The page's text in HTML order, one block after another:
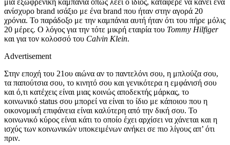
ανίσχυρο brand ισάξιο με ένα brand που ήταν στην αγορά 20
χρόνια. Το παράδοξο με την καμπάνια αυτή ήταν ότι του πήρε μόλις
20 μέρες. Ο λόγος για την τότε μικρή εταιρία του Tommy Hilfiger
και για τον κολοσσό του Calvin Klein.
Advertisement
Στην εποχή του 21ου αιώνα αν το παντελόνι σου, η μπλούζα σου,
τα παπούτσια σου, το κινητό σου και γενικότερα η εμφάνισή σου
και ό,τι κατέχεις είναι μιας κοινώς αποδεκτής μάρκας, το
κοινωνικό status σου μπορεί να είναι το ίδιο με κάποιου που η
οικονομική επιφάνεια είναι καλύτερη από την δική σου. Το
κοινωνικό κύρος είναι κάτι το οποίο έχει αρχίσει να χάνεται και η
ισχύς των κοινωνικών υποκειμένων ανήκει σε πιο λίγους απ’ ότι
πριν.